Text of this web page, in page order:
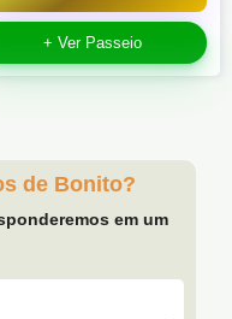
+ Ver Passeio
de Bonito?
em um